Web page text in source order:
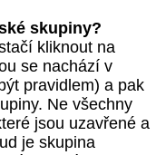
skupiny?
kliknout na
se nachází v
pravidlem) a pak
Ne všechny
jsou uzavřené a
je skupina